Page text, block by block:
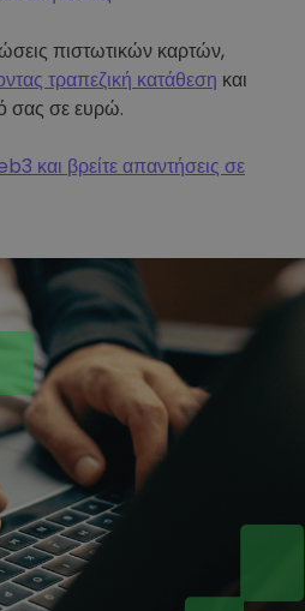
πιστωτικών καρτών,
τραπεζική κατάθεση και
σας σε ευρώ.
και βρείτε απαντήσεις σε